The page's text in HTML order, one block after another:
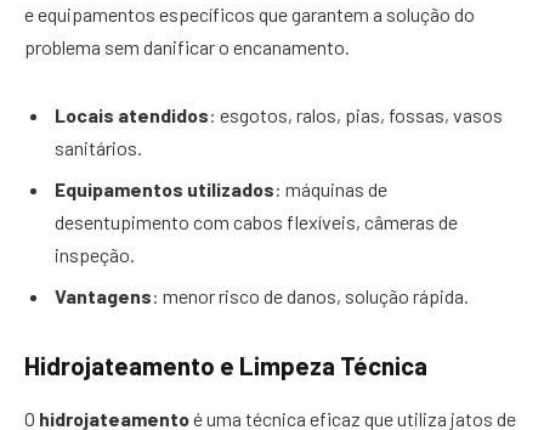
e equipamentos específicos que garantem a solução do
problema sem danificar o encanamento.
Locais atendidos: esgotos, ralos, pias, fossas, vasos
sanitários.
Equipamentos utilizados: máquinas de
desentupimento com cabos flexíveis, câmeras de
inspeção.
Vantagens: menor risco de danos, solução rápida.
Hidrojateamento e Limpeza Técnica
O hidrojateamentoé uma técnica eficaz que utiliza jatos de